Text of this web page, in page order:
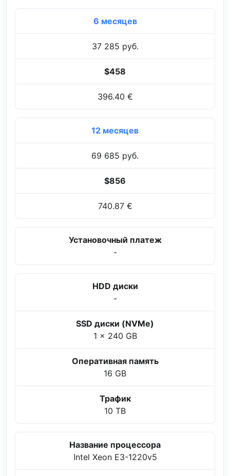
6 месяцев
37 285 руб.
$458
396.40 €
12 месяцев
69 685 руб.
$856
740.87 €
Установочный платеж
-
HDD диски
-
SSD диски (NVMe)
1 x 240 GB
Оперативная память
16 GB
Трафик
10 TB
Название процессора
Intel Xeon E3-1220v5